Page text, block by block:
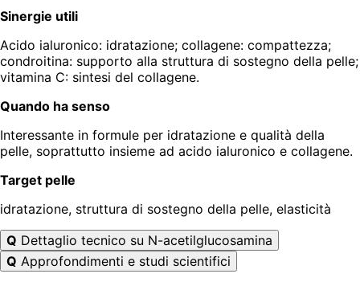
Sinergie utili
Acido ialuronico: idratazione; collagene: compattezza;
condroitina: supporto alla struttura di sostegno della pelle;
vitamina C: sintesi del collagene.
Quando ha senso
Interessante in formule per idratazione e qualità della
pelle, soprattutto insieme ad acido ialuronico e collagene.
Target pelle
idratazione, struttura di sostegno della pelle, elasticità
Q Dettaglio tecnico su N-acetilglucosamina
Q Approfondimenti e studi scientifici